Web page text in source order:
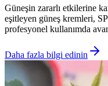
Güneşin zararlı etkilerine
eşitleyen güneş kremleri,
profesyonel kullanımda
Daha fazla bilgi edinin